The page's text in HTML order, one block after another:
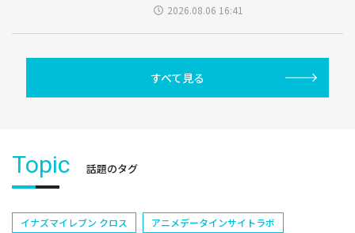
2026.08.06 16:41
すべて見る
Topic 話題のタグ
イナズマイレブン クロス
アニメデータインサイトラボ